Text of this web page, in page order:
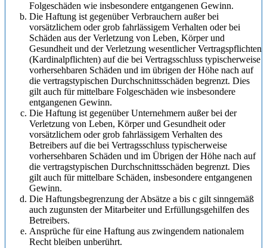
Folgeschäden wie insbesondere entgangenen Gewinn.
Die Haftung ist gegenüber Verbrauchern außer bei
vorsätzlichem oder grob fahrlässigem Verhalten oder bei
Schäden aus der Verletzung von Leben, Körper und
Gesundheit und der Verletzung wesentlicher Vertragspflichten
(Kardinalpflichten) auf die bei Vertragsschluss typischerweise
vorhersehbaren Schäden und im übrigen der Höhe nach auf
die vertragstypischen Durchschnittsschäden begrenzt. Dies
gilt auch für mittelbare Folgeschäden wie insbesondere
entgangenen Gewinn.
Die Haftung ist gegenüber Unternehmern außer bei der
Verletzung von Leben, Körper und Gesundheit oder
vorsätzlichem oder grob fahrlässigem Verhalten des
Betreibers auf die bei Vertragsschluss typischerweise
vorhersehbaren Schäden und im Übrigen der Höhe nach auf
die vertragstypischen Durchschnittsschäden begrenzt. Dies
gilt auch für mittelbare Schäden, insbesondere entgangenen
Gewinn.
Die Haftungsbegrenzung der Absätze a bis c gilt sinngemäß
auch zugunsten der Mitarbeiter und Erfüllungsgehilfen des
Betreibers.
Ansprüche für eine Haftung aus zwingendem nationalem
Recht bleiben unberührt.